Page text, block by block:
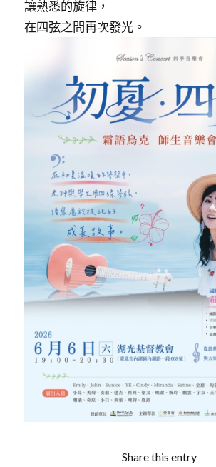
讓熟悉的旋律，
在四弦之間再次發光。
Share this entry